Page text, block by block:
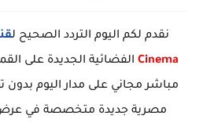
نقدم لكم اليوم التردد الصحيح ل
Cinema الفضائية الجديدة على
مباشر مجاني على مدار اليوم
مصرية جديدة متخصصة في عرض